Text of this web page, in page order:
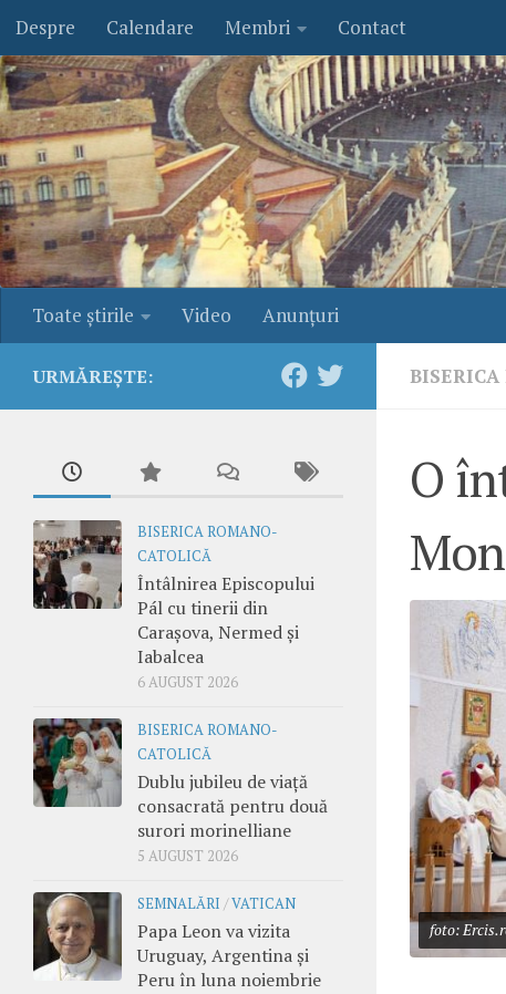
Skip to content
Despre Calendare Membri Contact
Toate ştirile Video Anunţuri
O
foto:
URMĂREȘTE:
BISERICA ROMANO-
CATOLICĂ
Întâlnirea Episcopului
Pál cu tinerii din
Carașova, Nermed și
Iabalcea
6 AUGUST 2026
BISERICA ROMANO-
CATOLICĂ
Dublu jubileu de viață
consacrată pentru două
surori morinelliane
5 AUGUST 2026
SEMNALĂRI /VATICAN
Papa Leon va vizita
Uruguay, Argentina și
Peru în luna noiembrie